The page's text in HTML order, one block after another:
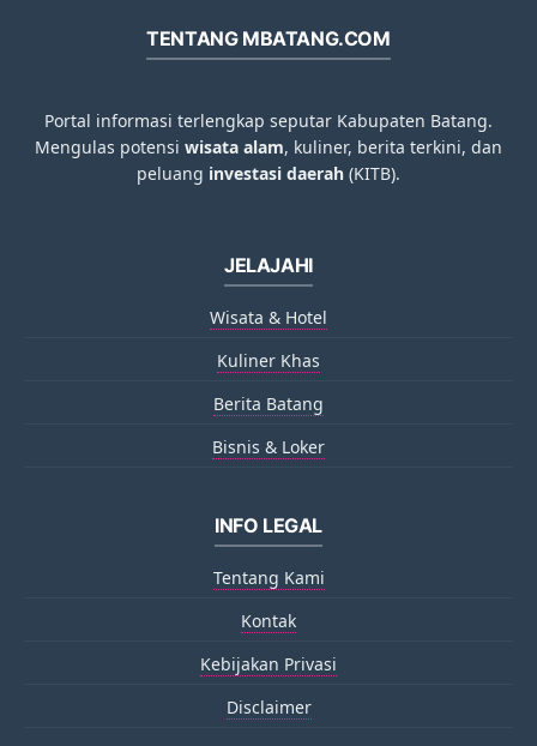
TENTANG MBATANG.COM
Portal informasi terlengkap seputar Kabupaten Batang.
Mengulas potensi wisata alam, kuliner, berita terkini, dan
peluang investasi daerah (KITB).
JELAJAHI
Wisata & Hotel
Kuliner Khas
Berita Batang
Bisnis & Loker
INFO LEGAL
Tentang Kami
Kontak
Kebijakan Privasi
Disclaimer